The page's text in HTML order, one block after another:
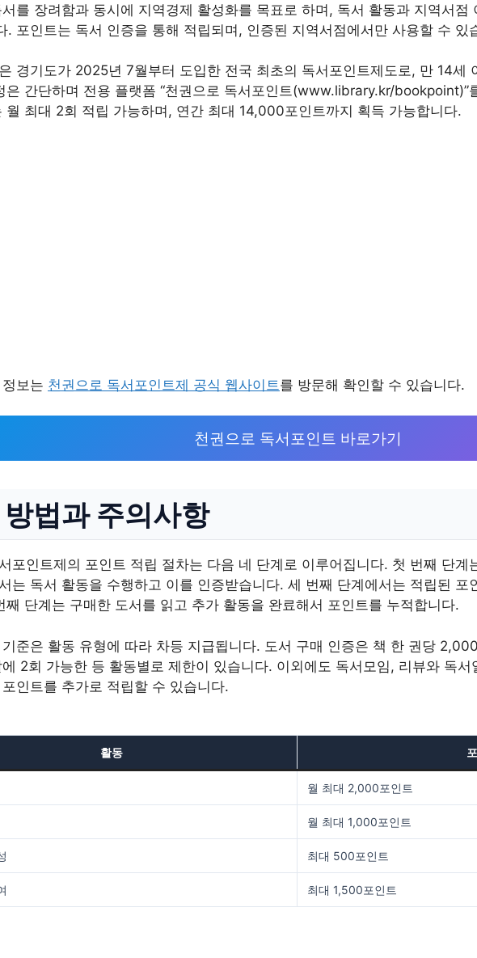
를 장려함과 동시에 지역경제 활성화를 목표로 하며, 독서 활동과 지역서점
. 포인트는 독서 인증을 통해 적립되며, 인증된 지역서점에서만 사용할 수 있
경기도가 2025년 7월부터 도입한 전국 최초의 독서포인트제도로, 만 14세
은 간단하며 전용 플랫폼 “천권으로 독서포인트(www.library.kr/bookpoint)”
월 최대 2회 적립 가능하며, 연간 최대 14,000포인트까지 획득 가능합니다.
보는 천권으로 독서포인트제 공식 웹사이트 를 방문해 확인할 수 있습니다.
천권으로 독서포인트 바로가기
법과 주의사항
포인트제의 포인트 적립 절차는 다음 네 단계로 이루어집니다. 첫 번째 단계
는 독서 활동을 수행하고 이를 인증받습니다. 세 번째 단계에서는 적립된 포
째 단계는 구매한 도서를 읽고 추가 활동을 완료해서 포인트를 누적합니다.
준은 활동 유형에 따라 차등 지급됩니다. 도서 구매 인증은 책 한 권당
2회 가능한 등 활동별로 제한이 있습니다. 이외에도 독서모임, 리뷰와 독
인트를 추가로 적립할 수 있습니다.
활동
월 최대 2,000포인트
월 최대 1,000포인트
최대 500포인트
최대 1,500포인트